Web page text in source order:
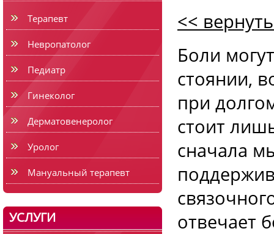
Терапевт
Невропатолог
Педиатр
Гинеколог
Дерматовенеролог
Уролог
Мануальный терапевт
УСЛУГИ
<<
Боли
стоянии,
при
стоит
сначала
отвечает